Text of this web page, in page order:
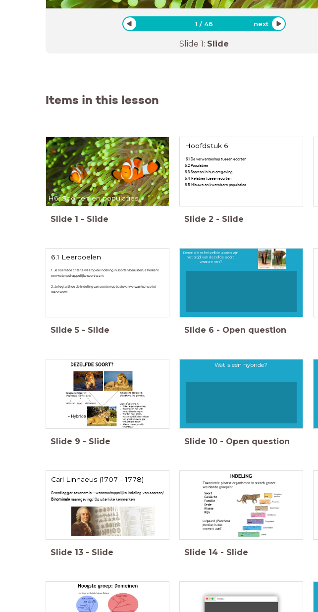
1 / 46 next
Slide 1: Slide
Items in this lesson
H6: Soorten en populaties
Slide 1 - Slide
Hoofdstuk 6
6.1 De verwantschap tussen soorten
6.2 Populaties
6.3 Soorten in hun omgeving
6.4 Relaties tussen soorten
6.5 Nieuwe en kwetsbare populaties
Slide 2 - Slide
6.1 Leerdoelen
1. Je noemt de criteria waarop de indeling in soorten berust en je herkent
een wetenschappelijke soortnaam.
2. Je legt uit hoe de indeling van soorten op basis van verwantschap tot
stand komt.
Slide 5 - Slide
Dieren die er hetzelfde uitzien zijn
niet altijd van dezelfde soort,
waarom niet?
Slide 6 - Open question
Slide 9 - Slide
Wat is een hybride?
Slide 10 - Open question
Carl Linnaeus (1707 – 1778)
Grondlegger taxonomie – wetenschappelijke indeling van soorten/
Binominalenaamgeving/ Op uiterlijke kenmerken
Slide 13 - Slide Slide 14 - Slide
https: